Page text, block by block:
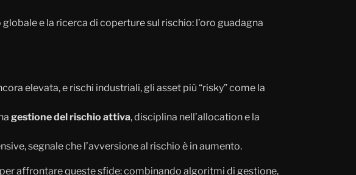
e la ricerca di coperture sul rischio: l’oro guadagna
elevata, e rischi industriali, gli asset più “risky” come la
gestione del rischio attiva, disciplina nell’allocation e la
segnale che l’avversione al rischio è in aumento.
affrontare queste sfide: combinando algoritmi di gestione,